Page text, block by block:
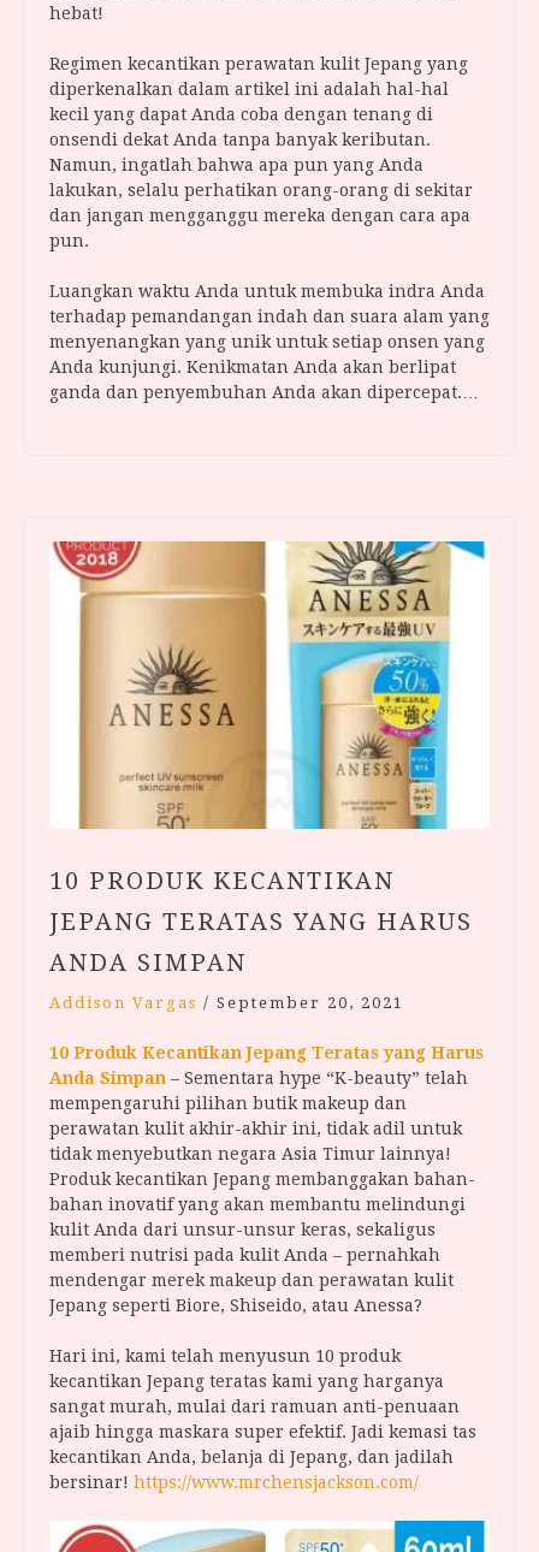
hebat!
Regimen kecantikan perawatan kulit Jepang yang
diperkenalkan dalam artikel ini adalah hal-hal
kecil yang dapat Anda coba dengan tenang di
onsendi dekat Anda tanpa banyak keributan.
Namun, ingatlah bahwa apa pun yang Anda
lakukan, selalu perhatikan orang-orang di sekitar
dan jangan mengganggu mereka dengan cara apa
pun.
Luangkan waktu Anda untuk membuka indra Anda
terhadap pemandangan indah dan suara alam yang
menyenangkan yang unik untuk setiap onsen yang
Anda kunjungi. Kenikmatan Anda akan berlipat
ganda dan penyembuhan Anda akan dipercepat.…
10 PRODUK KECANTIKAN
JEPANG TERATAS YANG HARUS
ANDA SIMPAN
Addison Vargas / September 20, 2021
10 Produk Kecantikan Jepang Teratas yang Harus
Anda Simpan – Sementara hype “K-beauty” telah
mempengaruhi pilihan butik makeup dan
perawatan kulit akhir-akhir ini, tidak adil untuk
tidak menyebutkan negara Asia Timur lainnya!
Produk kecantikan Jepang membanggakan bahan-
bahan inovatif yang akan membantu melindungi
kulit Anda dari unsur-unsur keras, sekaligus
memberi nutrisi pada kulit Anda – pernahkah
mendengar merek makeup dan perawatan kulit
Jepang seperti Biore, Shiseido, atau Anessa?
Hari ini, kami telah menyusun 10 produk
kecantikan Jepang teratas kami yang harganya
sangat murah, mulai dari ramuan anti-penuaan
ajaib hingga maskara super efektif. Jadi kemasi tas
kecantikan Anda, belanja di Jepang, dan jadilah
bersinar! https://www.mrchensjackson.com/